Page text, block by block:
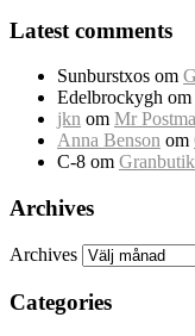
Latest comments
Sunburstxos om
Edelbrockygh om
jkn om Mr
Anna Benson om
C-8 om
Archives
Archives
Categories